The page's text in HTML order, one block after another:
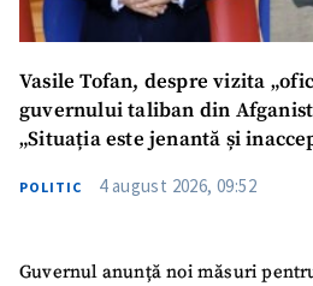
Vasile Tofan, despre vizita
guvernului taliban din
„Situația este jenantă și
POLITIC 4 august 2026, 09:52
Guvernul anunță noi măsuri